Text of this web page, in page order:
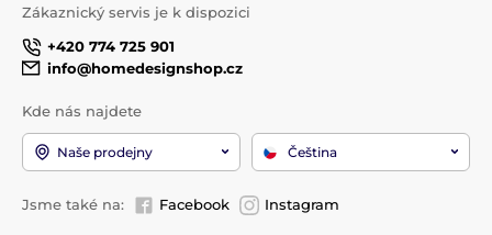
Zákaznický servis je k dispozici
+420 774 725 901
info@homedesignshop.cz
Kde nás najdete
Naše prodejny Čeština
Jsme také na: Facebook Instagram